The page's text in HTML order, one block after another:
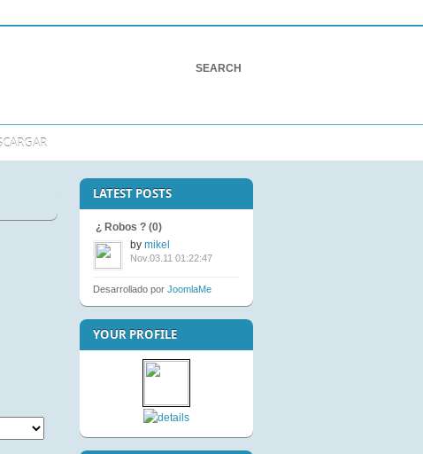
LATEST POSTS
¿ Robos ? (0)
bymikel
Nov.03.11 01:22:47
Desarrollado porJoomlaMe
YOUR PROFILE
Not Available to Guests